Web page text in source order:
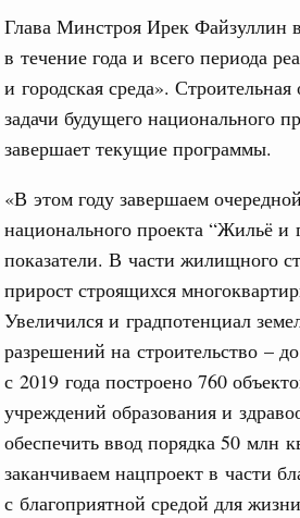
Глава Минстроя Ирек Файзуллин
в течение года и всего периода
и городская среда».
задачи будущего национального
завершает текущие программы.
«В этом году завершаем
национального проекта “Жильё и
показатели. В части жилищного
прирост строящихся
Увеличился и градпотенциал
разрешений на строительство –
с 2019 года построено 760
учреждений образования и
обеспечить ввод порядка 50
заканчиваем нацпроект в части
с благоприятной средой для
Установлен
колледжей и
экономический союз.
Оверчука по
экономический союз.
числе совершенствование кооперации в
регулирования и администрирования,
обеспечение продовольственной
железнодорожных перевозок,
рынка.